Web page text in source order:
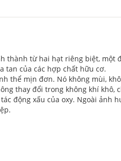
thành từ hai hạt riêng biệt, một
tan của các hợp chất hữu cơ.
thể mịn đơn. Nó không mùi,
thay đổi trong không khí khô,
động xấu của oxy. Ngoài ảnh